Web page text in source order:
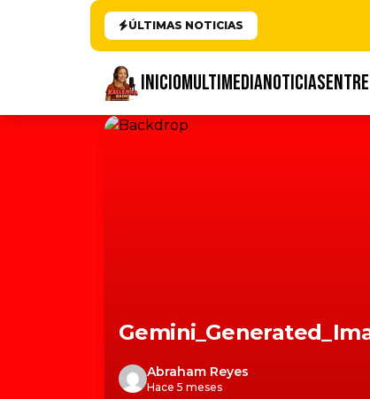
ÚLTIMAS NOTICIAS
INICIOMULTIMEDIANOTICIAS
Abraham Reyes
Hace 5 meses